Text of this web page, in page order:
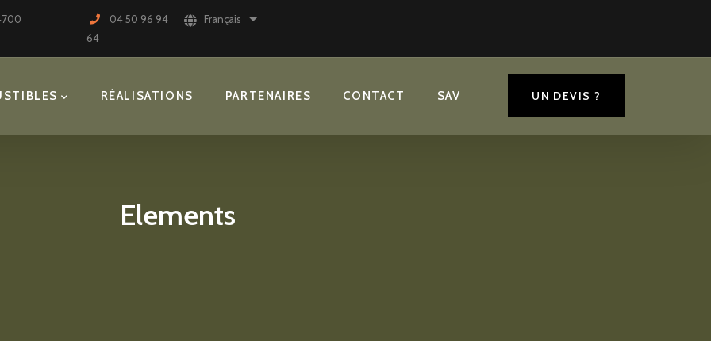
04 50 96 94
64
Français Lister les actions supplémentaires
RÉALISATIONS PARTENAIRES CONTACT SAV UN DEVIS ?
Elements